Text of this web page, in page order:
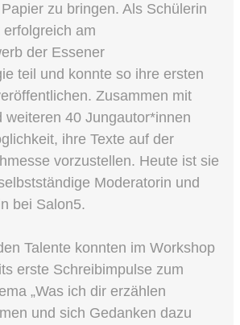
zu bringen. Als Schülerin
am
der Essener
teil und konnte so ihre ersten
Zusammen mit
weiteren 40 Jungautor*innen
ihre Texte auf der
vorzustellen. Heute ist sie
Moderatorin und
bei Salon5.
Talente konnten im Workshop
erste Schreibimpulse zum
„Was ich dir erzählen
und sich Gedanken dazu